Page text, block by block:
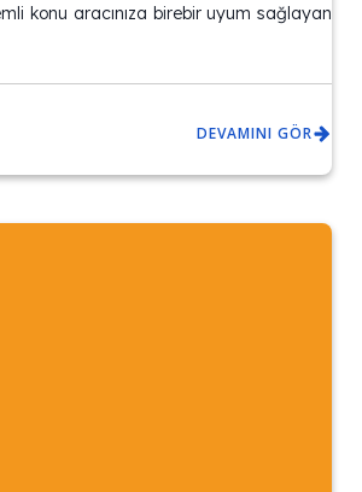
konu aracınıza birebir uyum sağlayan
DEVAMINI GÖR